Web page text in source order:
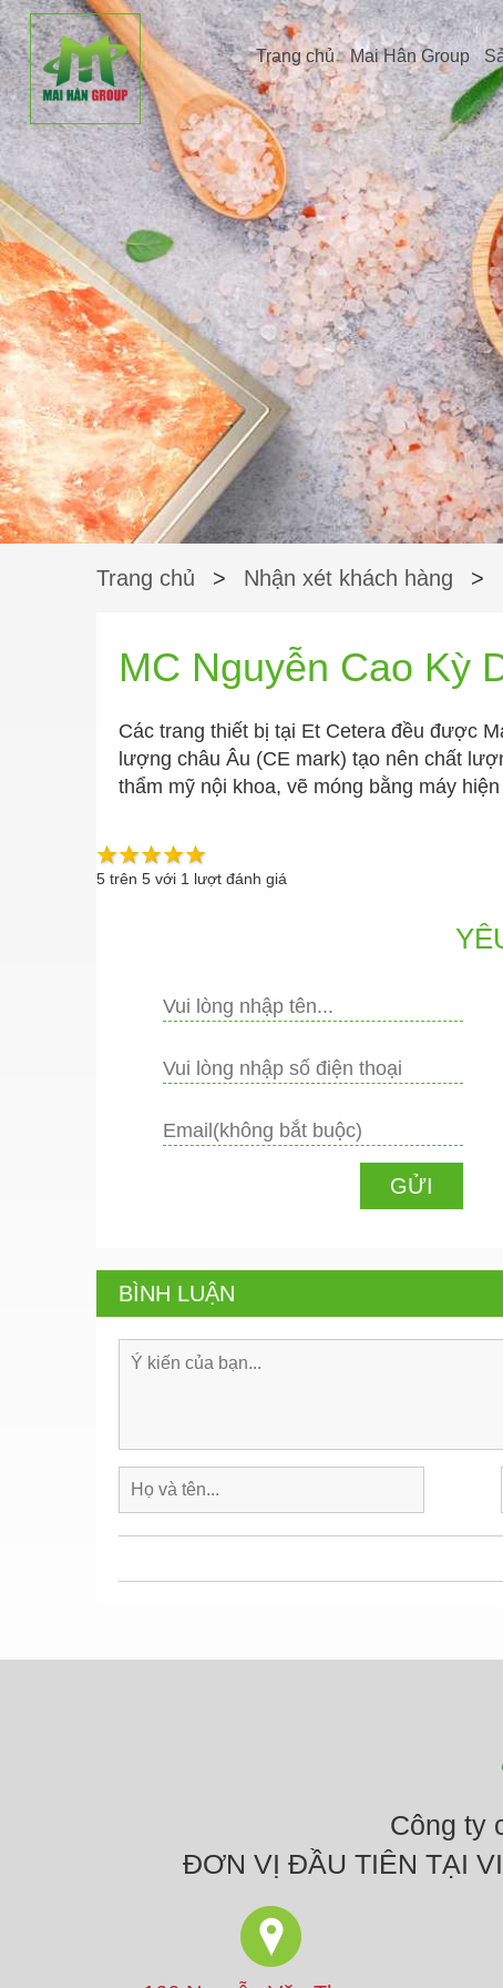
Trang chủ Mai Hân Group
Trang chủ > Nhận xét khách hàng >
MC Nguyễn Cao Kỳ
Các trang thiết bị tại Et Cetera đều được
lượng châu Âu (CE mark) tạo nên chất
thẩm mỹ nội khoa, vẽ móng bằng máy
5 trên 5 với 1 lượt đánh giá
BÌNH LUẬN
Công ty
ĐƠN VỊ ĐẦU TIÊN TẠI